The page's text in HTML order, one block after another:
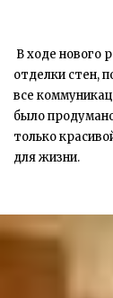
В ходе нового
отделки стен,
все
было
только
для жизни.